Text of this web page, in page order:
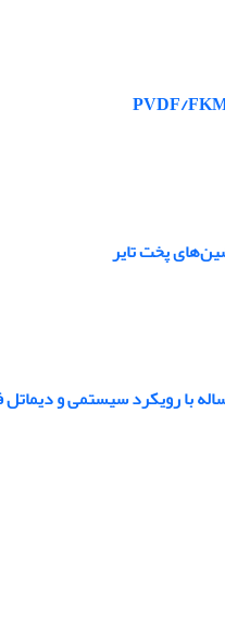
پخت تایر
با رویکرد سیستمی و دیماتل